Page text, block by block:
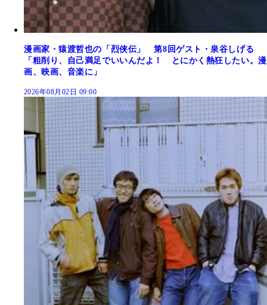
漫画家・猿渡哲也の「烈侠伝」 第8回ゲスト・泉谷しげる
「粗削り、自己満足でいいんだよ！ とにかく熱狂したい。漫
画、映画、音楽に」
2026年08月02日 09:00